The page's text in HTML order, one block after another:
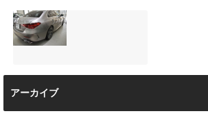
と車内イルミネー
ション設置
2026.08.08
サンルーフ付きベ
ンツVクラス
（V220d）にフリ
店で断られた悩み
をプロの技術で解
2026.08.04
は？
【施工事例】メル
セデス・ベンツ
C220d｜3層セラ
アーカイブ